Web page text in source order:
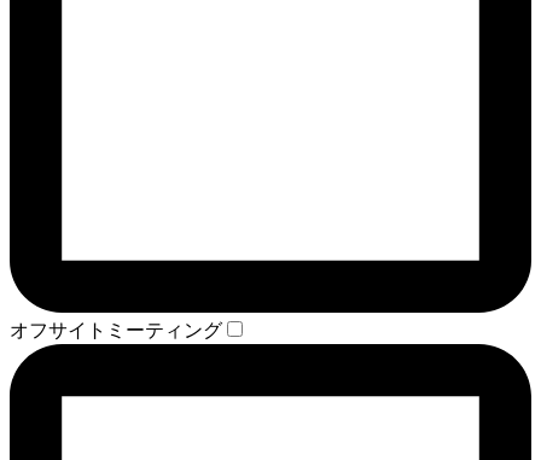
オフサイトミーティング